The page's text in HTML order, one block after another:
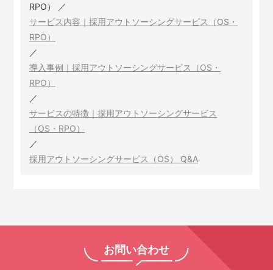
RPO）
／
サービス内容｜採用アウトソーシングサービス（OS・
RPO）
／
導入事例｜採用アウトソーシングサービス（OS・
RPO）
／
サービスの特徴｜採用アウトソーシングサービス
（OS・RPO）
／
採用アウトソーシングサービス（OS） Q&A
お問い合わせ